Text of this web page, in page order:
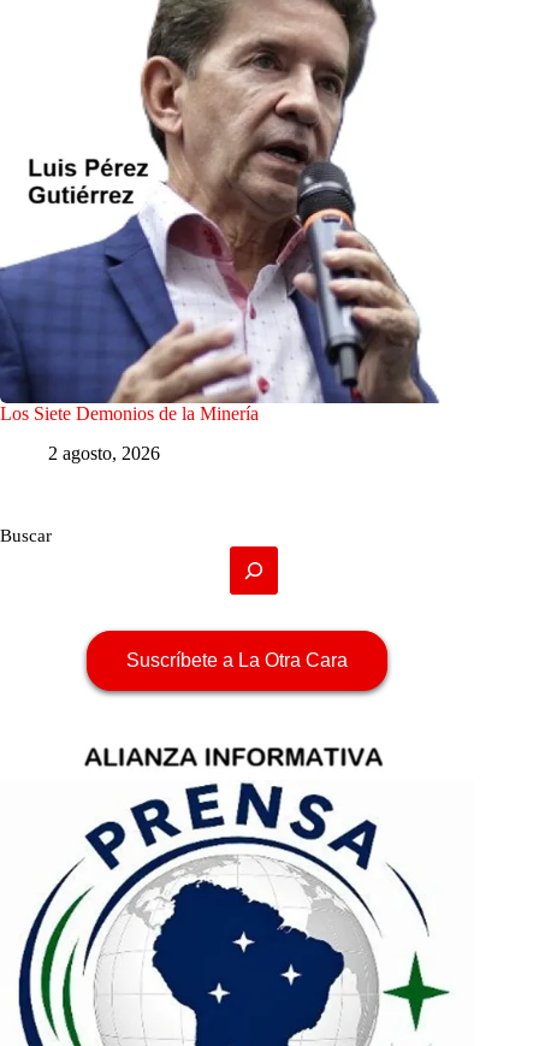
Los Siete Demonios de la Minería
2 agosto, 2026
Buscar
Suscríbete a La Otra Cara